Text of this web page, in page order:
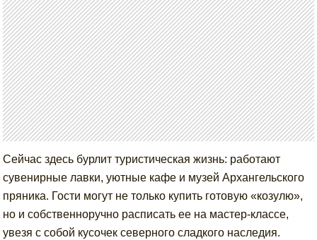
Сейчас здесь бурлит туристическая жизнь: работают
сувенирные лавки, уютные кафе и музей Архангельского
пряника. Гости могут не только купить готовую «козулю»,
но и собственноручно расписать ее на мастер-классе,
увезя с собой кусочек северного сладкого наследия.